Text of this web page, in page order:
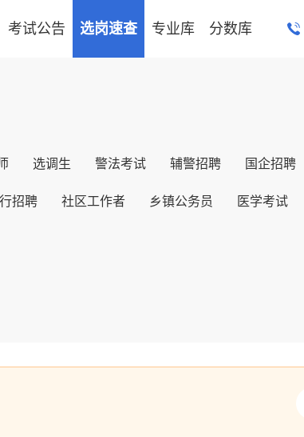
考试公告 选岗速查 专业库 分数库
选调生 警法考试 辅警招聘 国企招聘
招聘 社区工作者 乡镇公务员 医学考试